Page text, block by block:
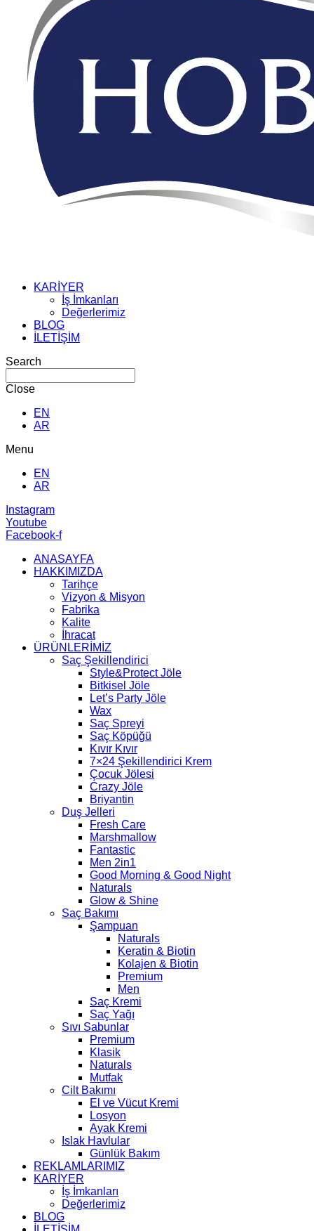
KARİYER
İş İmkanları
Değerlerimiz
BLOG
İLETİŞİM
Search
Close
EN
AR
Menu
EN
AR
Instagram
Youtube
Facebook-f
ANASAYFA
HAKKIMIZDA
Tarihçe
Vizyon & Misyon
Fabrika
Kalite
İhracat
ÜRÜNLERİMİZ
Saç Şekillendirici
Style&Protect Jöle
Bitkisel Jöle
Let’s Party Jöle
Wax
Saç Spreyi
Saç Köpüğü
Kıvır Kıvır
7×24 Şekillendirici Krem
Çocuk Jölesi
Crazy Jöle
Briyantin
Duş Jelleri
Fresh Care
Marshmallow
Fantastic
Men 2in1
Good Morning & Good Night
Naturals
Glow & Shine
Saç Bakımı
Şampuan
Naturals
Keratin & Biotin
Kolajen & Biotin
Premium
Men
Saç Kremi
Saç Yağı
Sıvı Sabunlar
Premium
Klasik
Naturals
Mutfak
Cilt Bakımı
El ve Vücut Kremi
Losyon
Ayak Kremi
Islak Havlular
Günlük Bakım
REKLAMLARIMIZ
KARİYER
İş İmkanları
Değerlerimiz
BLOG